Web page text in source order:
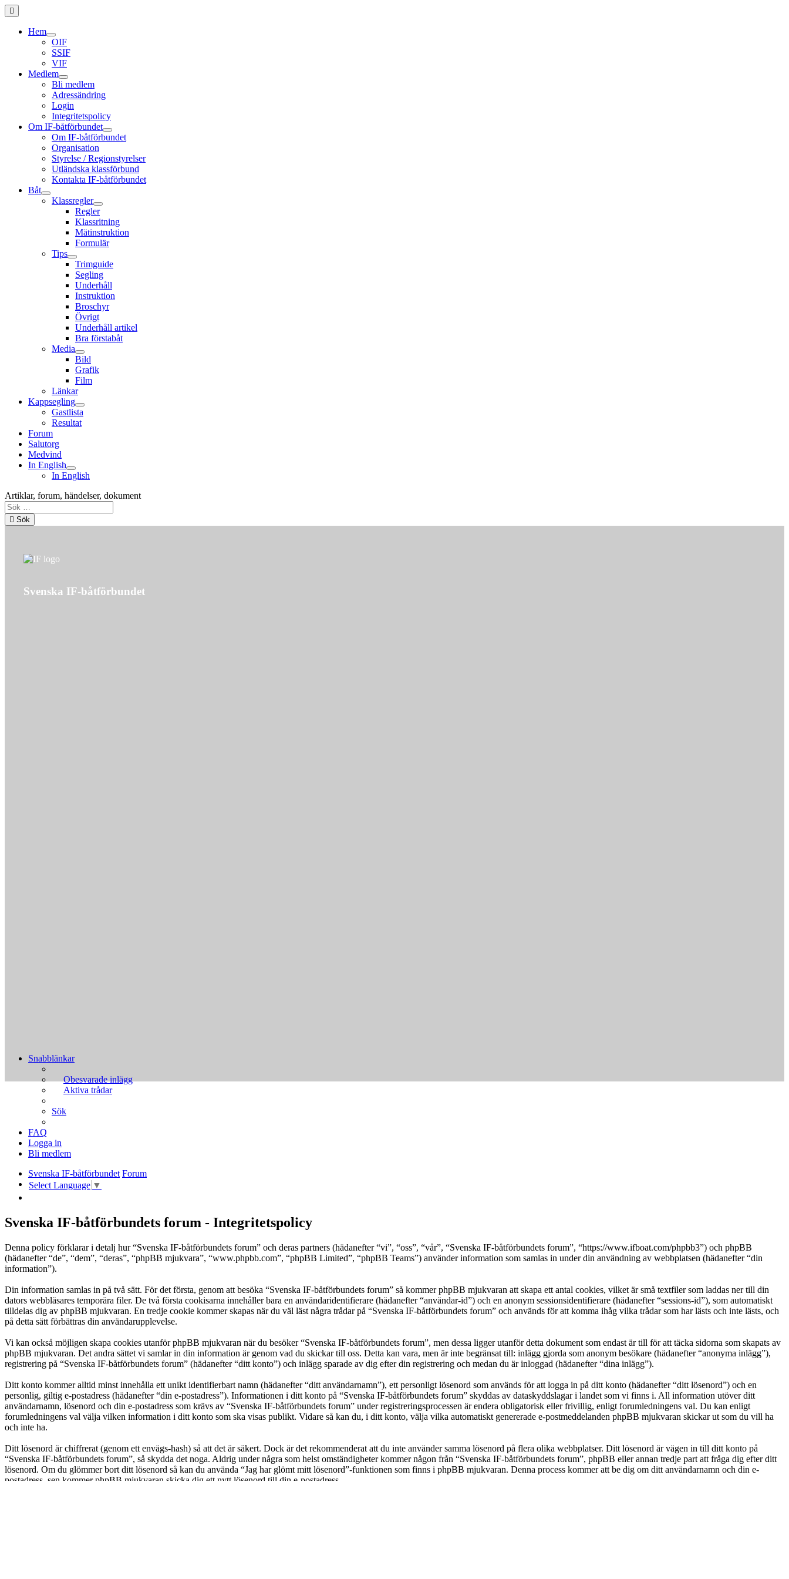
Hem
OIF
SSIF
VIF
Medlem
Bli medlem
Adressändring
Login
Integritetspolicy
Om IF-båtförbundet
Om IF-båtförbundet
Organisation
Styrelse / Regionstyrelser
Utländska klassförbund
Kontakta IF-båtförbundet
Båt
Klassregler
Regler
Klassritning
Mätinstruktion
Formulär
Tips
Trimguide
Segling
Underhåll
Instruktion
Broschyr
Övrigt
Underhåll artikel
Bra förstabåt
Media
Bild
Grafik
Film
Länkar
Kappsegling
Gastlista
Resultat
Forum
Salutorg
Medvind
In English
In English
Artiklar, forum, händelser, dokument
Sök
Svenska IF-båtförbundet
Snabblänkar
Obesvarade inlägg
Aktiva trådar
Sök
FAQ
Logga in
Bli medlem
Svenska IF-båtförbundet Forum
Select Language ▼
Svenska IF-båtförbundets forum - Integritetspolicy
Denna policy förklarar i detalj hur “Svenska IF-båtförbundets forum” och deras partners (hädanefter “vi”, “oss”, “vår”, “Svenska IF-båtförbundets forum”, “https://www.ifboat.com/phpbb3”) och phpBB
(hädanefter “de”, “dem”, “deras”, “phpBB mjukvara”, “www.phpbb.com”, “phpBB Limited”, “phpBB Teams”) använder information som samlas in under din användning av webbplatsen (hädanefter “din
information”).
Din information samlas in på två sätt. För det första, genom att besöka “Svenska IF-båtförbundets forum” så kommer phpBB mjukvaran att skapa ett antal cookies, vilket är små textfiler som laddas ner till din
dators webbläsares temporära filer. De två första cookisarna innehåller bara en användaridentifierare (hädanefter “användar-id”) och en anonym sessionsidentifierare (hädanefter “sessions-id”), som automatiskt
tilldelas dig av phpBB mjukvaran. En tredje cookie kommer skapas när du väl läst några trådar på “Svenska IF-båtförbundets forum” och används för att komma ihåg vilka trådar som har lästs och inte lästs, och
på detta sätt förbättras din användarupplevelse.
Vi kan också möjligen skapa cookies utanför phpBB mjukvaran när du besöker “Svenska IF-båtförbundets forum”, men dessa ligger utanför detta dokument som endast är till för att täcka sidorna som skapats av
phpBB mjukvaran. Det andra sättet vi samlar in din information är genom vad du skickar till oss. Detta kan vara, men är inte begränsat till: inlägg gjorda som anonym besökare (hädanefter “anonyma inlägg”),
registrering på “Svenska IF-båtförbundets forum” (hädanefter “ditt konto”) och inlägg sparade av dig efter din registrering och medan du är inloggad (hädanefter “dina inlägg”).
Ditt konto kommer alltid minst innehålla ett unikt identifierbart namn (hädanefter “ditt användarnamn”), ett personligt lösenord som används för att logga in på ditt konto (hädanefter “ditt lösenord”) och en
personlig, giltig e-postadress (hädanefter “din e-postadress”). Informationen i ditt konto på “Svenska IF-båtförbundets forum” skyddas av dataskyddslagar i landet som vi finns i. All information utöver ditt
användarnamn, lösenord och din e-postadress som krävs av “Svenska IF-båtförbundets forum” under registreringsprocessen är endera obligatorisk eller frivillig, enligt forumledningens val. Du kan enligt
forumledningens val välja vilken information i ditt konto som ska visas publikt. Vidare så kan du, i ditt konto, välja vilka automatiskt genererade e-postmeddelanden phpBB mjukvaran skickar ut som du vill ha
och inte ha.
Ditt lösenord är chiffrerat (genom ett envägs-hash) så att det är säkert. Dock är det rekommenderat att du inte använder samma lösenord på flera olika webbplatser. Ditt lösenord är vägen in till ditt konto på
“Svenska IF-båtförbundets forum”, så skydda det noga. Aldrig under några som helst omständigheter kommer någon från “Svenska IF-båtförbundets forum”, phpBB eller annan tredje part att fråga dig efter ditt
lösenord. Om du glömmer bort ditt lösenord så kan du använda “Jag har glömt mitt lösenord”-funktionen som finns i phpBB mjukvaran. Denna process kommer att be dig om ditt användarnamn och din e-
postadress, sen kommer phpBB mjukvaran skicka dig ett nytt lösenord till din e-postadress.